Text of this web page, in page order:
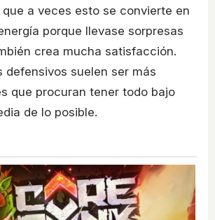
que a veces esto se convierte en
porque llevase sorpresas
crea mucha satisfacción.
defensivos suelen ser más
que procuran tener todo bajo
de lo posible.